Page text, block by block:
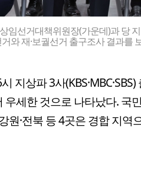
임선거대책위원장(가운데)과 당
거와 재·보궐선거 출구조사 결과를
지상파 3사
우세한 것으로 나타났다. 국
원·전북 등 4곳은 경합 지역